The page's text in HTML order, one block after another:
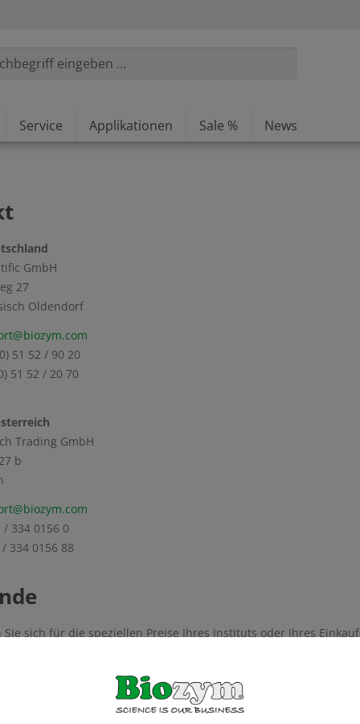
Service Applikationen Sale % News
GmbH
27
Oldendorf
51 52 / 90 20
51 52 / 20 70
Trading GmbH
b
/ 334 0156 0
334 0156 88
sich für die speziellen Preise Ihres Instituts oder Ihres